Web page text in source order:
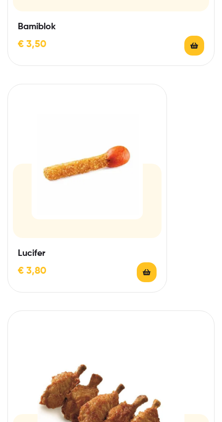
Bamiblok
€ 3,50
Lucifer
€ 3,80